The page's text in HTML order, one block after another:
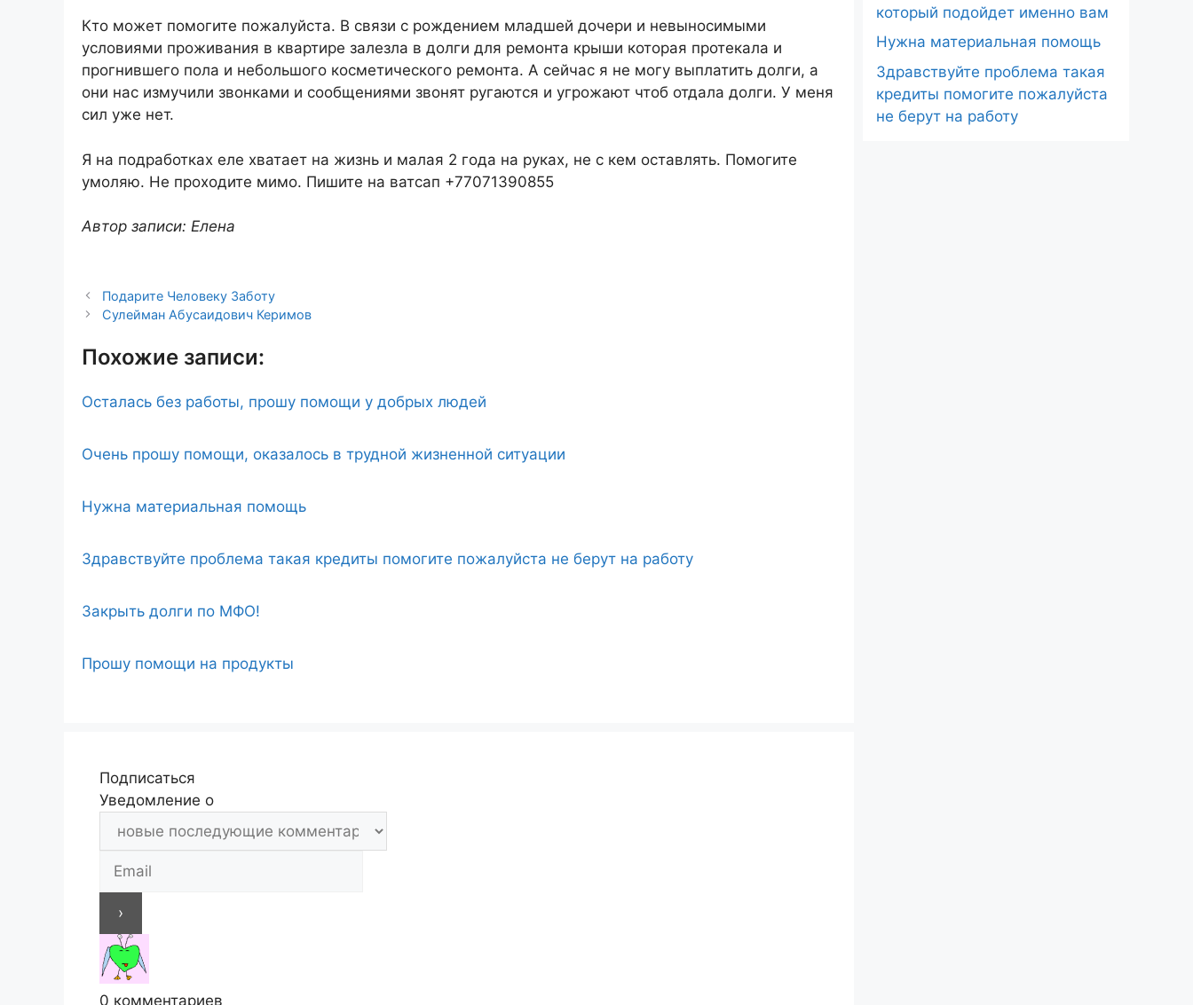
Кто может помогите пожалуйста. В связи с рождением младшей дочери и невыносимыми
условиями проживания в квартире залезла в долги для ремонта крыши которая протекала и
прогнившего пола и небольшого косметического ремонта. А сейчас я не могу выплатить долги, а
они нас измучили звонками и сообщениями звонят ругаются и угрожают чтоб отдала долги. У меня
сил уже нет.
Я на подработках еле хватает на жизнь и малая 2 года на руках, не с кем оставлять. Помогите
умоляю. Не проходите мимо. Пишите на ватсап +77071390855
Автор записи: Елена
Подарите Человеку Заботу
Сулейман Абусаидович Керимов
Похожие записи:
Осталась без работы, прошу помощи у добрых людей
Очень прошу помощи, оказалось в трудной жизненной ситуации
Нужна материальная помощь
Здравствуйте проблема такая кредиты помогите пожалуйста не берут на работу
Закрыть долги по МФО!
Прошу помощи на продукты
Подписаться
Уведомление о
0 комментариев
который подойдет именно вам
Нужна материальная помощь
Здравствуйте проблема такая
кредиты помогите пожалуйста
не берут на работу